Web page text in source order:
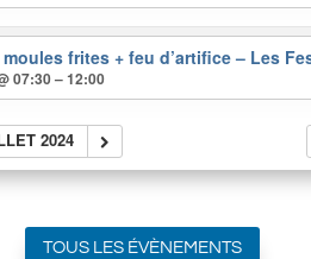
moules frites + feu d’artifice – Les
07:30 – 12:00
2024
TOUS LES ÉVÈNEMENTS